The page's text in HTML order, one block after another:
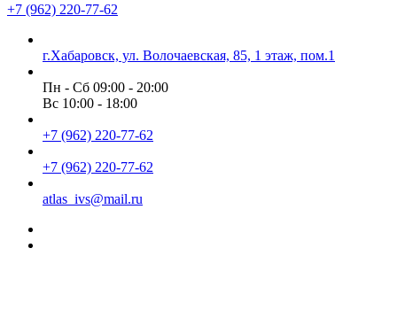
+7 (962) 220-77-62
г.Хабаровск, ул. Волочаевская, 85, 1 этаж, пом.1
Пн - Сб 09:00 - 20:00
Вс 10:00 - 18:00
+7 (962) 220-77-62
+7 (962) 220-77-62
atlas_ivs@mail.ru